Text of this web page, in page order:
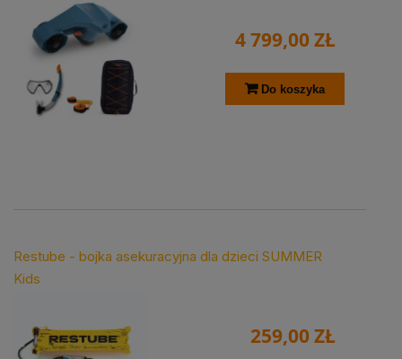
4 799,00 ZŁ
Do koszyka
Restube - bojka asekuracyjna dla dzieci SUMMER
Kids
259,00 ZŁ